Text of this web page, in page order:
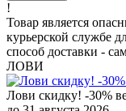
!
Товар является
курьерской службе
способ доставки -
ЛОВИ
Лови скидку! -30%